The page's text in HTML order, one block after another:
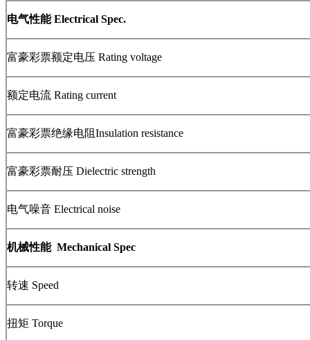
电气性能 Electrical Spec.
富豪彩票额定电压 Rating voltage
额定电流 Rating current
富豪彩票绝缘电阻Insulation resistance
富豪彩票耐压 Dielectric strength
电气噪音 Electrical noise
机械性能 Mechanical Spec
转速 Speed
扭矩 Torque